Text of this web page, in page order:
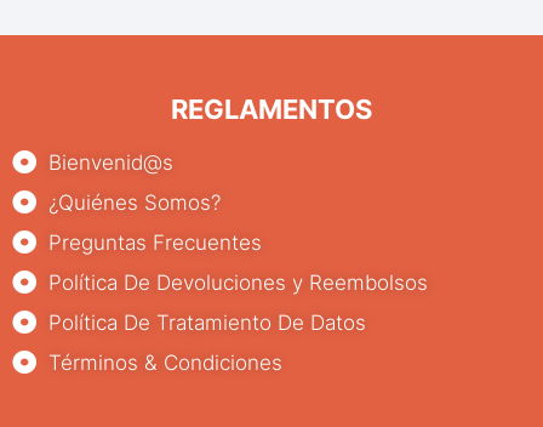
REGLAMENTOS
Bienvenid@s
¿Quiénes Somos?
Preguntas Frecuentes
Política De Devoluciones y Reembolsos
Política De Tratamiento De Datos
Términos & Condiciones